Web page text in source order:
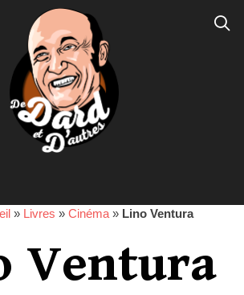
» Livres » Cinéma » Lino Ventura
Ventura